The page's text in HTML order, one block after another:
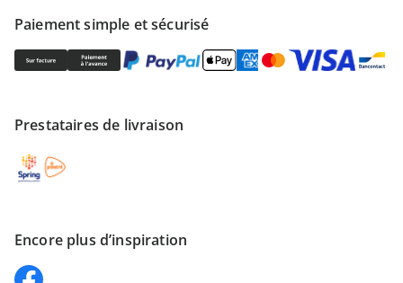
Paiement simple et sécurisé
Prestataires de livraison
Encore plus d’inspiration